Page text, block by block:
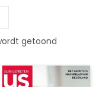
getoond
nieuwste